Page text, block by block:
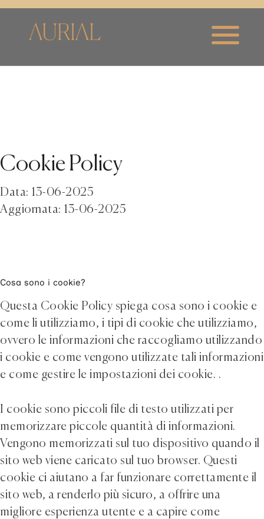
Cookie Policy
Data: 13-06-2025
Aggiornata: 13-06-2025
Cosa sono i cookie?
Questa Cookie Policy spiega cosa sono i cookie e
come li utilizziamo, i tipi di cookie che utilizziamo,
ovvero le informazioni che raccogliamo utilizzando
i cookie e come vengono utilizzate tali informazioni
e come gestire le impostazioni dei cookie. .
I cookie sono piccoli file di testo utilizzati per
memorizzare piccole quantità di informazioni.
Vengono memorizzati sul tuo dispositivo quando il
sito web viene caricato sul tuo browser. Questi
cookie ci aiutano a far funzionare correttamente il
sito web, a renderlo più sicuro, a offrire una
migliore esperienza utente e a capire come